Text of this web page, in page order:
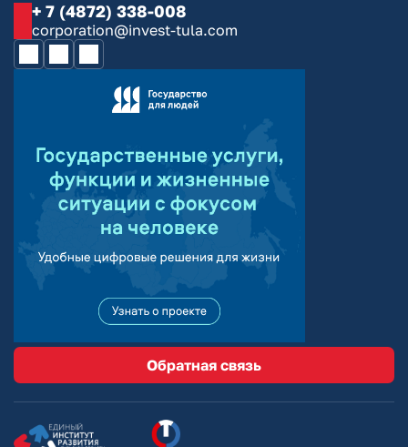
+ 7 (4872) 338-008
corporation@invest-tula.com
Обратная связь